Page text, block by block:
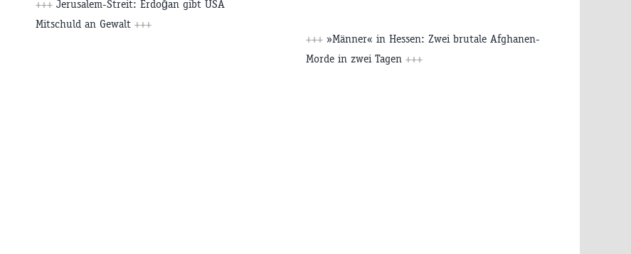
+++ Jerusalem-Streit: Erdoğan gibt USA
Mitschuld an Gewalt +++
+++ »Männer« in Hessen: Zwei brutale Afghanen-
Morde in zwei Tagen +++